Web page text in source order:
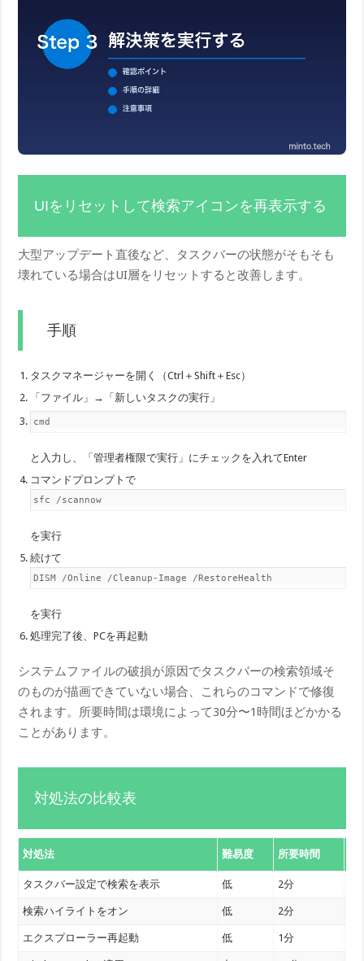
UIをリセットして検索アイコンを再表示する
大型アップデート直後など、タスクバーの状態がそもそも
壊れている場合はUI層をリセットすると改善します。
手順
タスクマネージャーを開く（Ctrl＋Shift＋Esc）
「ファイル」→「新しいタスクの実行」
cmd
と入力し、「管理者権限で実行」にチェックを入れてEnter
コマンドプロンプトで
sfc /scannow
を実行
続けて
DISM /Online /Cleanup-Image /RestoreHealth
を実行
処理完了後、PCを再起動
システムファイルの破損が原因でタスクバーの検索領域そ
のものが描画できていない場合、これらのコマンドで修復
されます。所要時間は環境によって30分〜1時間ほどかかる
ことがあります。
対処法の比較表
対処法 難易度 所要時間
タスクバー設定で検索を表示 低 2分
検索ハイライトをオン 低 2分
エクスプローラー再起動 低 1分